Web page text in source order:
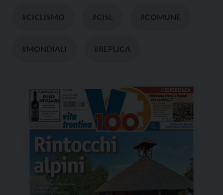
#CICLISMO #CISL #COMUNE
#MONDIALI #REPLICA